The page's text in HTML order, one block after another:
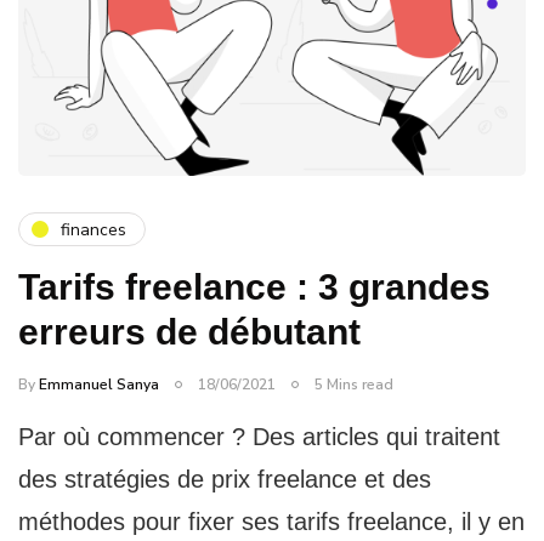
finances
Tarifs freelance : 3 grandes
erreurs de débutant
ByEmmanuel Sanya 18/06/2021 5 Mins read
Par où commencer ? Des articles qui traitent
des stratégies de prix freelance et des
méthodes pour fixer ses tarifs freelance, il y en